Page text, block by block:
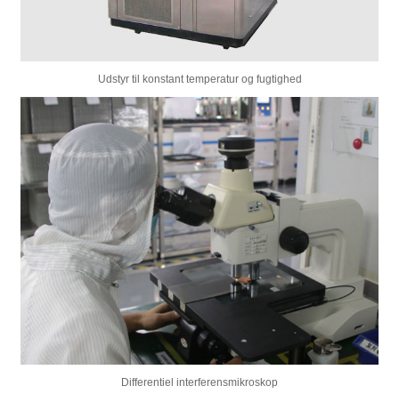
Udstyr til konstant temperatur og fugtighed
Differentiel interferensmikroskop